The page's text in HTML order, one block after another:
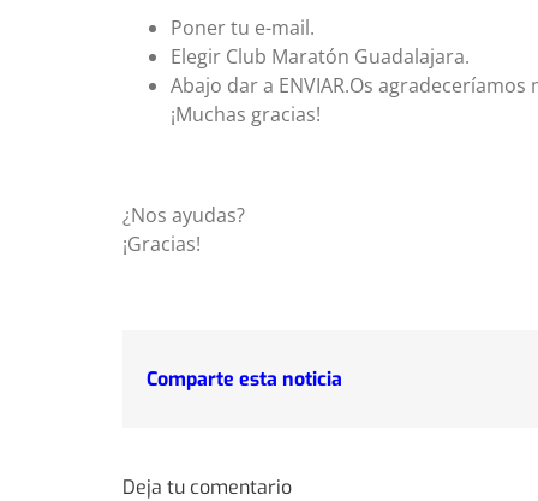
Poner tu e-mail.
Elegir Club Maratón Guadalajara.
Abajo dar a ENVIAR.Os
¡Muchas gracias!
¿Nos ayudas?
¡Gracias!
Comparte esta noticia
Deja tu comentario